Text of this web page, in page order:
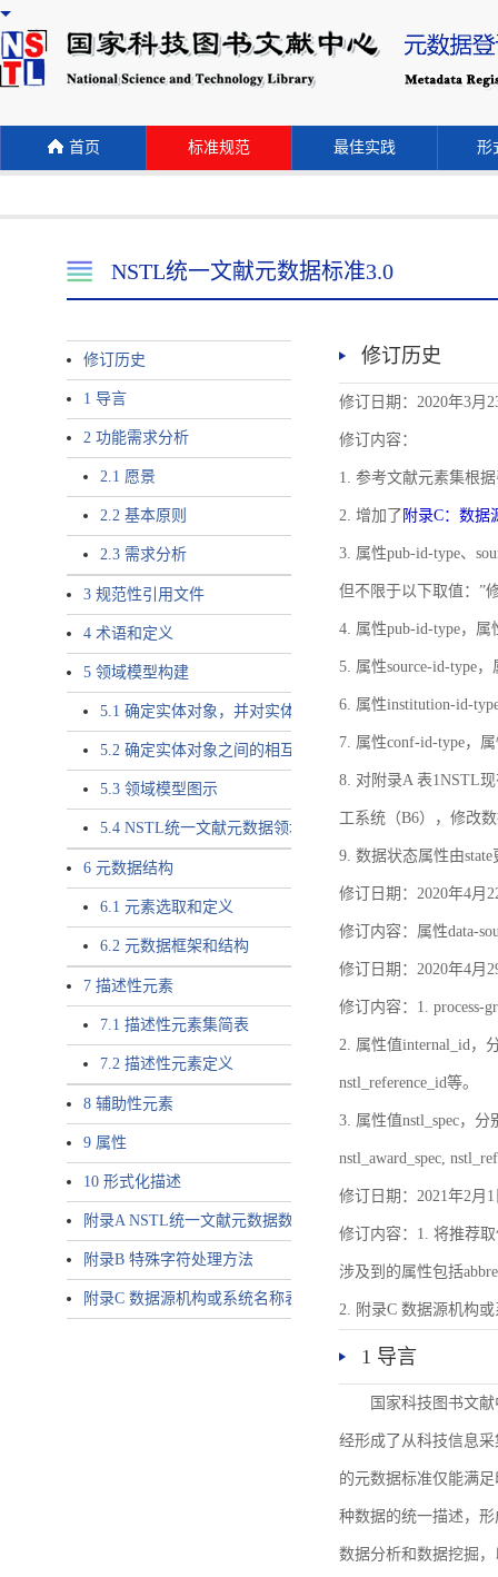
首页 标准规范 最佳实践 形
NSTL统一文献元数据标准3.0
修订历史
1 导言
2 功能需求分析
2.1 愿景
2.2 基本原则
2.3 需求分析
3 规范性引用文件
4 术语和定义
5 领域模型构建
5.1 确定实体对象，并对实体对象命名
5.2 确定实体对象之间的相互关系，定义实体对象之间的
5.3 领域模型图示
5.4 NSTL统一文献元数据领域模型的验证
6 元数据结构
6.1 元素选取和定义
6.2 元数据框架和结构
7 描述性元素
7.1 描述性元素集简表
7.2 描述性元素定义
8 辅助性元素
9 属性
10 形式化描述
附录A NSTL统一文献元数据数据唯一标识符规则
附录B 特殊字符处理方法
附录C 数据源机构或系统名称表
修订历史
修订日期：2020年3月
修订内容：
1. 参考文献元素集根
2. 增加了 附录C：数据
3. 属性pub-id-type、
但不限于以下取值：”
4. 属性pub-id-type，属
5. 属性source-id-type
6. 属性institution-id-
7. 属性conf-id-type，
8. 对附录A 表1NSTL
工系统（B6），修改
9. 数据状态属性由state
修订日期：2020年4月
修订内容：属性data-
修订日期：2020年4月
修订内容：1. process-
2. 属性值internal_id，
nstl_reference_id等。
3. 属性值nstl_spec，分
nstl_award_spec,
修订日期：2021年2月1
修订内容：1. 将推荐
涉及到的属性包括
2. 附录C 数据源机构或
1 导言
国家科技图书文
经形成了从科技信息
的元数据标准仅能满
种数据的统一描述，
数据分析和数据挖掘